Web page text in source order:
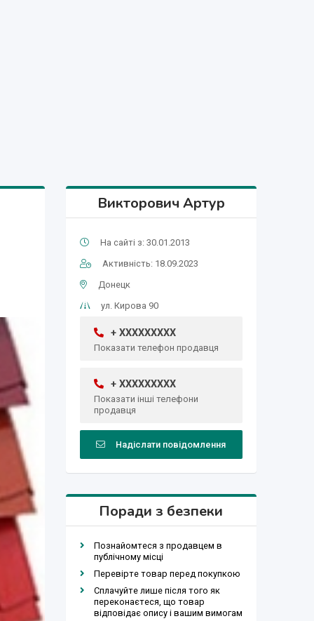
Викторович Артур
На сайті з: 30.01.2013
Активність: 18.09.2023
Донецк
ул. Кирова 90
+ XXXXXXXXX
Показати телефон продавця
+ XXXXXXXXX
Показати інші телефони
продавця
Надіслати повідомлення
Поради з безпеки
Познайомтеся з продавцем в
публічному місці
Перевірте товар перед покупкою
Сплачуйте лише після того як
переконаєтеся, що товар
відповідає опису і вашим вимогам